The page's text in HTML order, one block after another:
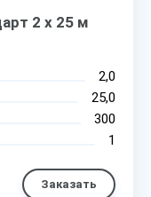
2 х 25 м
2,0
25,0
300
1
Заказать